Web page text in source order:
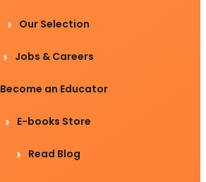
Our Selection
Jobs & Careers
Become an Educator
E-books Store
Read Blog